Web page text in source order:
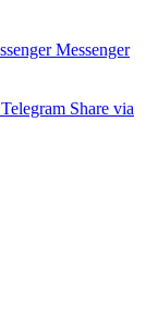
Messenger
Telegram Share via